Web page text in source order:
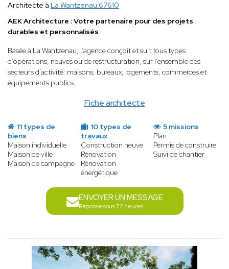
Fiche architecte
Architecte à La Wantzenau 67610
AEK Architecture : Votre partenaire pour des projets
durables et personnalisés
Basée à La Wantzenau, l’agence conçoit et suit tous types
d’opérations, neuves ou de restructuration, sur l’ensemble des
secteurs d’activité: maisons, bureaux, logements, commerces et
équipements publics.
11 types de
biens
Maison individuelle
Maison de ville
Maison de campagne
10 types de
travaux
Construction neuve
Rénovation
Rénovation
énergétique
5 missions
Plan
Permis de construire
Suivi de chantier
ENVOYER UN MESSAGE
Réponse sous 72 heures